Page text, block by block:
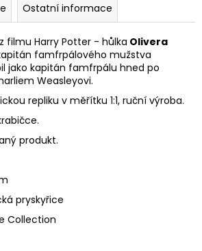
Ostatní informace
filmu Harry Potter - hůlka Olivera
famfrpálového mužstva
jako kapitán famfrpálu hned po
Weasleyovi.
repliku v měřítku 1:1, ruční výroba.
produkt.
pryskyřice
Collection